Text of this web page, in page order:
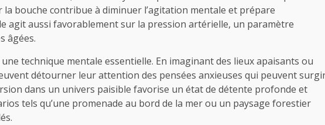
la bouche contribue à diminuer l’agitation mentale et prépare
agit aussi favorablement sur la pression artérielle, un paramètre
âgées.
technique mentale essentielle. En imaginant des lieux apaisants ou
détourner leur attention des pensées anxieuses qui peuvent
dans un univers paisible favorise un état de détente profonde et
tels qu’une promenade au bord de la mer ou un paysage forestier